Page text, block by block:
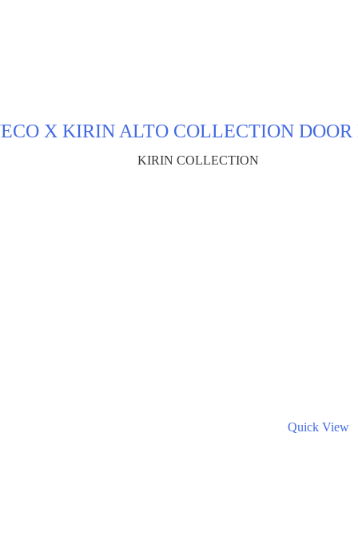
X KIRIN ALTO COLLECTION DOOR
KIRIN COLLECTION
Quick View